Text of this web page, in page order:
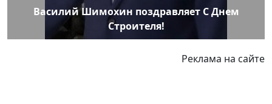
Василий Шимохин поздравляет С Днем
Строителя!
Реклама на сайте